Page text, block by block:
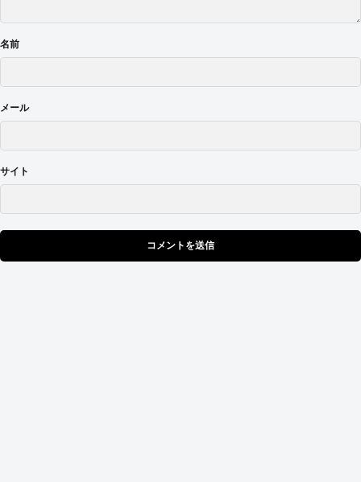
名前
メール
サイト